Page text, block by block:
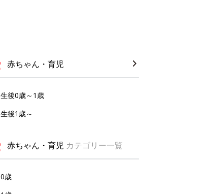
赤ちゃん・育児
生後0歳～1歳
生後1歳～
赤ちゃん・育児 カテゴリー一覧
0歳